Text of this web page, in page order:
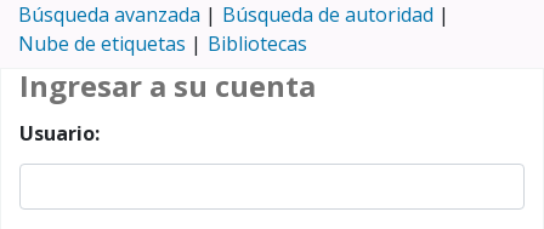
Búsqueda avanzada
Búsqueda de autoridad
Nube de etiquetas
Bibliotecas
Ingresar a su cuenta
Usuario: